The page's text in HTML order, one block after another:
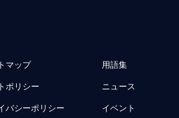
マップ
ポリシー
バシーポリシー
用語集
ニュース
イベント